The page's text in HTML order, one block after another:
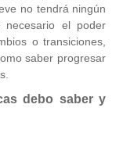
no tendrá ningún
necesario el poder
o transiciones,
saber progresar
debo saber y